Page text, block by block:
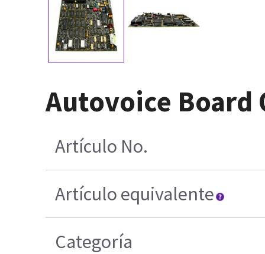
Autovoice Board
Artículo No.
Artículo equivalente
Categoría